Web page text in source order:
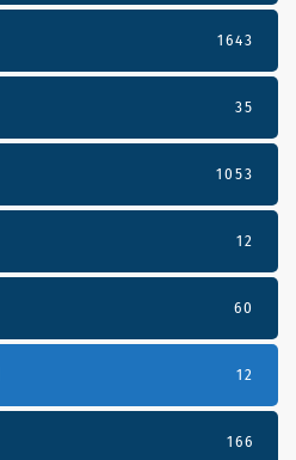
1643
35
1053
12
60
12
166